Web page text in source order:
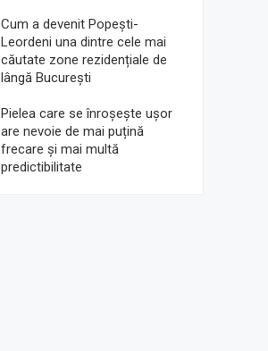
Cum a devenit Popești-
Leordeni una dintre cele mai
căutate zone rezidențiale de
lângă București
Pielea care se înroșește ușor
are nevoie de mai puțină
frecare și mai multă
predictibilitate